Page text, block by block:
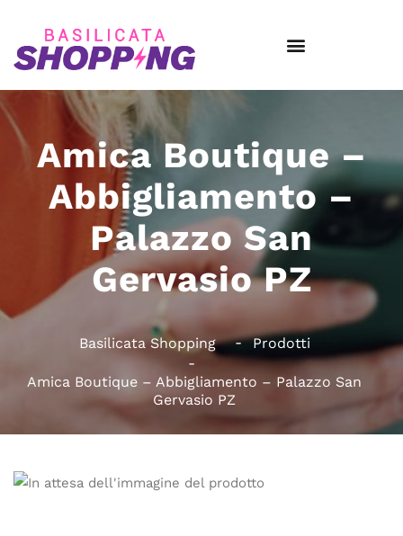
Amica Boutique –
Abbigliamento –
Palazzo San
Gervasio PZ
Basilicata Shopping Prodotti
Amica Boutique – Abbigliamento – Palazzo San
Gervasio PZ